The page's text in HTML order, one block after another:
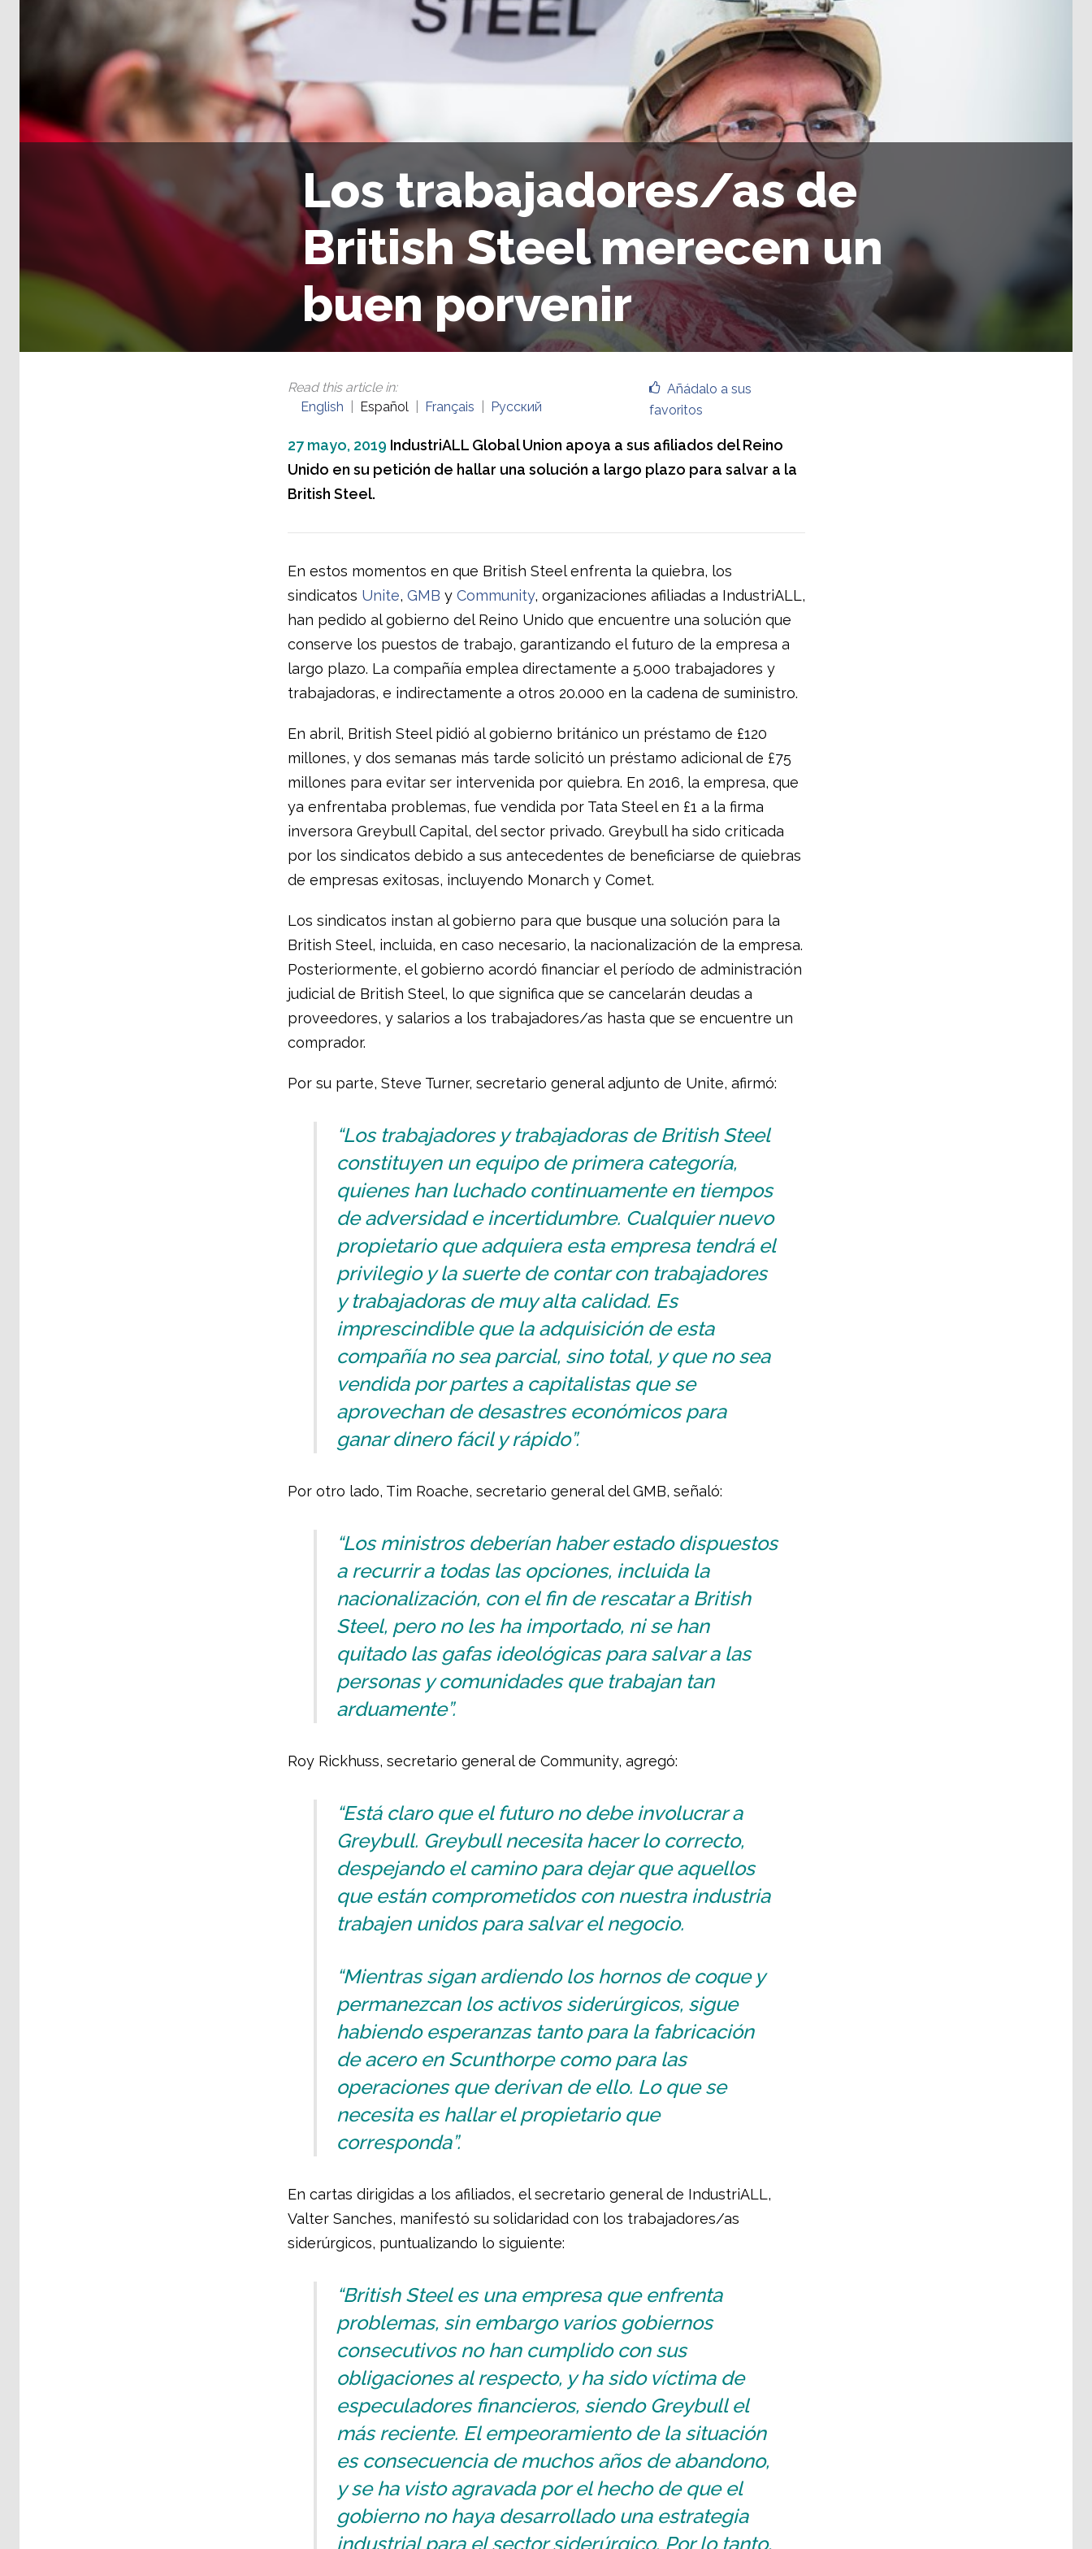
Los trabajadores/as de
British Steel merecen un
buen porvenir
Añádalo a sus
favoritos
Read this article in:
English
Español Français Русский
27 mayo, 2019 IndustriALL Global Union apoya a sus afiliados del Reino
Unido en su petición de hallar una solución a largo plazo para salvar a la
British Steel.
En estos momentos en que British Steel enfrenta la quiebra, los
sindicatos Unite, GMB y Community, organizaciones afiliadas a IndustriALL,
han pedido al gobierno del Reino Unido que encuentre una solución que
conserve los puestos de trabajo, garantizando el futuro de la empresa a
largo plazo. La compañía emplea directamente a 5.000 trabajadores y
trabajadoras, e indirectamente a otros 20.000 en la cadena de suministro.
En abril, British Steel pidió al gobierno británico un préstamo de £120
millones, y dos semanas más tarde solicitó un préstamo adicional de £75
millones para evitar ser intervenida por quiebra. En 2016, la empresa, que
ya enfrentaba problemas, fue vendida por Tata Steel en £1 a la firma
inversora Greybull Capital, del sector privado. Greybull ha sido criticada
por los sindicatos debido a sus antecedentes de beneficiarse de quiebras
de empresas exitosas, incluyendo Monarch y Comet.
Los sindicatos instan al gobierno para que busque una solución para la
British Steel, incluida, en caso necesario, la nacionalización de la empresa.
Posteriormente, el gobierno acordó financiar el período de administración
judicial de British Steel, lo que significa que se cancelarán deudas a
proveedores, y salarios a los trabajadores/as hasta que se encuentre un
comprador.
Por su parte, Steve Turner, secretario general adjunto de Unite, afirmó:
“Los trabajadores y trabajadoras de British Steel
constituyen un equipo de primera categoría,
quienes han luchado continuamente en tiempos
de adversidad e incertidumbre. Cualquier nuevo
propietario que adquiera esta empresa tendrá el
privilegio y la suerte de contar con trabajadores
y trabajadoras de muy alta calidad. Es
imprescindible que la adquisición de esta
compañía no sea parcial, sino total, y que no sea
vendida por partes a capitalistas que se
aprovechan de desastres económicos para
ganar dinero fácil y rápido”.
Por otro lado, Tim Roache, secretario general del GMB, señaló:
“Los ministros deberían haber estado dispuestos
a recurrir a todas las opciones, incluida la
nacionalización, con el fin de rescatar a British
Steel, pero no les ha importado, ni se han
quitado las gafas ideológicas para salvar a las
personas y comunidades que trabajan tan
arduamente”.
Roy Rickhuss, secretario general de Community, agregó:
“Está claro que el futuro no debe involucrar a
Greybull. Greybull necesita hacer lo correcto,
despejando el camino para dejar que aquellos
que están comprometidos con nuestra industria
trabajen unidos para salvar el negocio.
“Mientras sigan ardiendo los hornos de coque y
permanezcan los activos siderúrgicos, sigue
habiendo esperanzas tanto para la fabricación
de acero en Scunthorpe como para las
operaciones que derivan de ello. Lo que se
necesita es hallar el propietario que
corresponda”.
En cartas dirigidas a los afiliados, el secretario general de IndustriALL,
Valter Sanches, manifestó su solidaridad con los trabajadores/as
siderúrgicos, puntualizando lo siguiente:
“British Steel es una empresa que enfrenta
problemas, sin embargo varios gobiernos
consecutivos no han cumplido con sus
obligaciones al respecto, y ha sido víctima de
especuladores financieros, siendo Greybull el
más reciente. El empeoramiento de la situación
es consecuencia de muchos años de abandono,
y se ha visto agravada por el hecho de que el
gobierno no haya desarrollado una estrategia
industrial para el sector siderúrgico. Por lo tanto,